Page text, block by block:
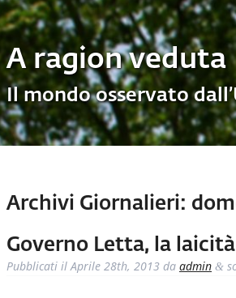
A ragion veduta
Il mondo osservato
Archivi Giornalieri:
Governo Letta, la
Pubblicati il Aprile 28th, 2013 da admin &